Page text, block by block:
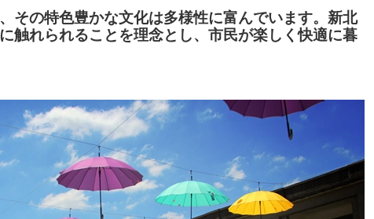
その特色豊かな文化は多様性に富んでいます。新北
触れられることを理念とし、市民が楽しく快適に暮